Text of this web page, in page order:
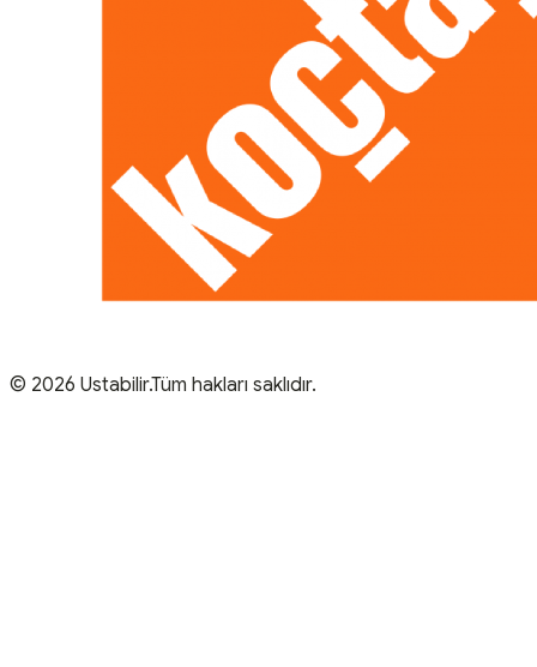
© 2026 Ustabilir.Tüm hakları saklıdır.